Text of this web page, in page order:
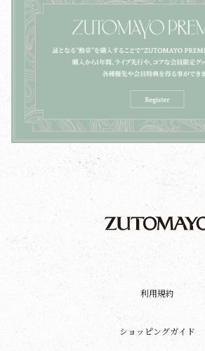
利用規約
ショッピングガイド